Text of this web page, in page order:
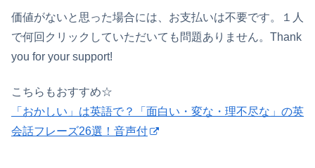
価値がないと思った場合には、お支払いは不要です。１人
で何回クリックしていただいても問題ありません。Thank
you for your support!
こちらもおすすめ☆
「おかしい」は英語で？「面白い・変な・理不尽な」の英
会話フレーズ26選！音声付